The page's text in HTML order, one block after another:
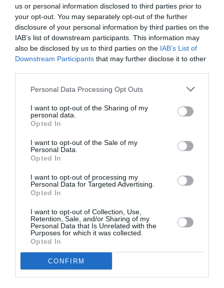
us or personal information disclosed to third parties prior to
your opt-out. You may separately opt-out of the further
disclosure of your personal information by third parties on the
IAB’s list of downstream participants. This information may
also be disclosed by us to third parties on the IAB’s List of
Downstream Participants that may further disclose it to other
Personal Data Processing Opt Outs
I want to opt-out of the Sharing of my
personal data.
Opted In
I want to opt-out of the Sale of my
Personal Data.
Opted In
I want to opt-out of processing my
Personal Data for Targeted Advertising.
Opted In
I want to opt-out of Collection, Use,
Retention, Sale, and/or Sharing of my
Personal Data that Is Unrelated with the
Purposes for which it was collected.
Opted In
CONFIRM
Arbusto atractivo, de crecimiento redondeado y muy
ramificado. Hojas pequeñas y muy divididas de color verde
luminoso en verano, que adquieren magníficos tonos
dorados, anaranjados, rosados y rojizos, en otoño antes de
caer. Situación soleada o parcialmente soleada,
ornamental, adecuado para macetas o para cultivar
directamente en el suelo del jardin.
Leer más